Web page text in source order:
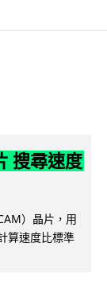
搜尋速度
）晶片，用
算速度比標準